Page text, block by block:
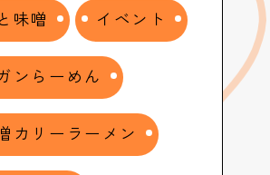
味噌 イベント
ンらーめん
カリーラーメン